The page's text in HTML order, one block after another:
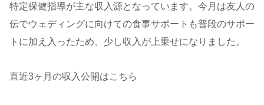
特定保健指導が主な収入源となっています。今月は友人の
伝でウェディングに向けての食事サポートも普段のサポー
トに加え入ったため、少し収入が上乗せになりました。
直近3ヶ月の収入公開はこちら